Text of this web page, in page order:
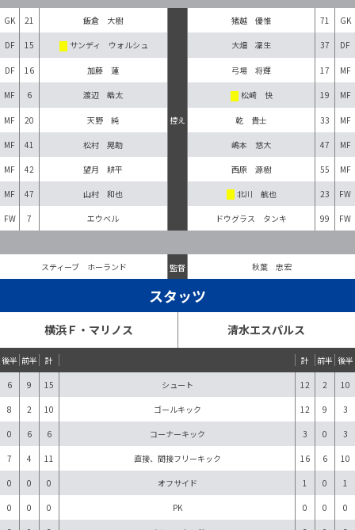
控え
GK 21 飯倉 大樹 猪越 優惟 71 GK
DF 15 サンディ ウォルシュ 大畑 凜生 37 DF
DF 16 加藤 蓮 弓場 将輝 17 MF
MF 6 渡辺 皓太 松崎 快 19 MF
MF 20 天野 純 乾 貴士 33 MF
MF 41 松村 晃助 嶋本 悠大 47 MF
MF 42 望月 耕平 西原 源樹 55 MF
MF 47 山村 和也 北川 航也 23 FW
FW 7 エウベル ドウグラス タンキ 99 FW
監督
スティーブ ホーランド 秋葉 忠宏
スタッツ
横浜Ｆ・マリノス 清水エスパルス
後半 前半 計 計 前半 後半
6 9 15 シュート 12 2 10
8 2 10 ゴールキック 12 9 3
0 6 6 コーナーキック 3 0 3
7 4 11 直接、間接フリーキック 16 6 10
0 0 0 オフサイド 1 0 1
0 0 0 PK 0 0 0